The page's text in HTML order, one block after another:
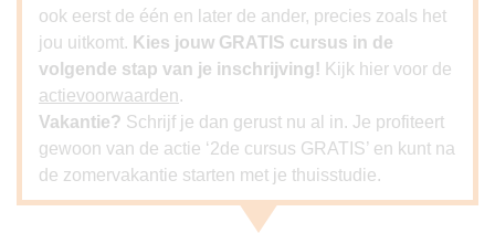
ook eerst de één en later de ander, precies zoals het
jou uitkomt. Kies jouw GRATIS cursus in de
volgende stap van je inschrijving! Kijk hier voor de
actievoorwaarden.
Vakantie? Schrijf je dan gerust nu al in. Je profiteert
gewoon van de actie ‘2de cursus GRATIS’ en kunt na
de zomervakantie starten met je thuisstudie.